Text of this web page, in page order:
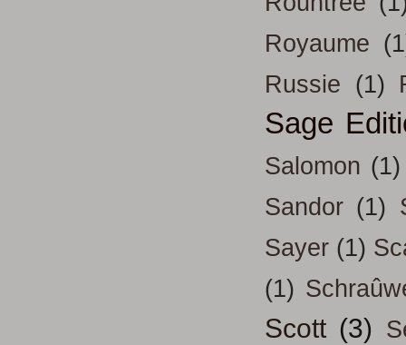
Royaume
Russie (1)
Sage
Salomon (1)
Sandor (1)
Sayer (1)
(1)
Scott (3)